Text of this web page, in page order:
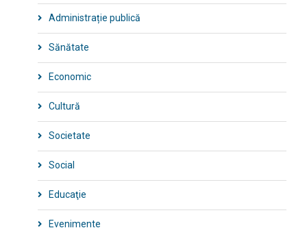
Administrație publică
Sănătate
Economic
Cultură
Societate
Social
Educaţie
Evenimente